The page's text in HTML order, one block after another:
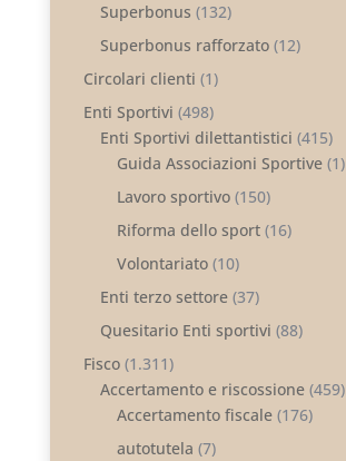
Superbonus (132)
Superbonus rafforzato(12)
Circolari clienti (1)
Enti Sportivi (498)
Enti Sportivi dilettantistici (415)
Guida Associazioni Sportive(1)
Lavoro sportivo(150)
Riforma dello sport(16)
Volontariato(10)
Enti terzo settore(37)
Quesitario Enti sportivi (88)
Fisco(1.311)
Accertamento e riscossione(459)
Accertamento fiscale(176)
autotutela (7)